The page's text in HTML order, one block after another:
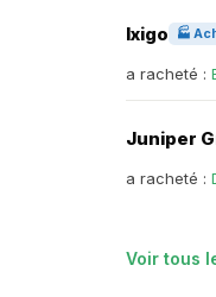
Ixigo 🏭
a racheté :
Juniper
a racheté :
Voir tous